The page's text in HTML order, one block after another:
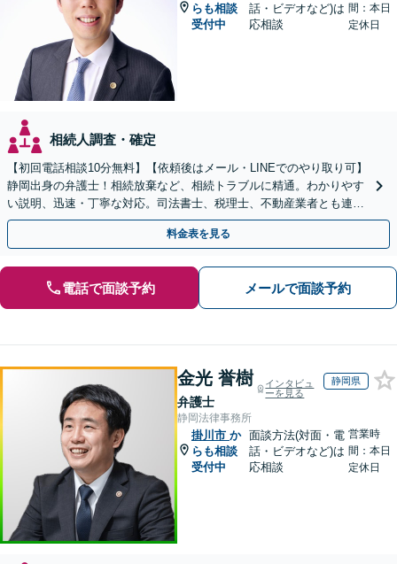
らも相談
受付中
話・ビデオなど)は
応相談
間：本日
定休日
相続人調査・確定
【初回電話相談10分無料】【依頼後はメール・LINEでのやり取り可】
静岡出身の弁護士！相続放棄など、相続トラブルに精通。わかりやす
い説明、迅速・丁寧な対応。司法書士、税理士、不動産業者とも連携
し、遺産相続をトータルサポート【完全個室相談】
料金表を見る
電話で面談予約 メールで面談予約
金光 誉樹
弁護士
インタビュ
ーを見る
静岡県
静岡法律事務所
掛川市 か
らも相談
受付中
面談方法(対面・電
話・ビデオなど)は
応相談
営業時
間：本日
定休日